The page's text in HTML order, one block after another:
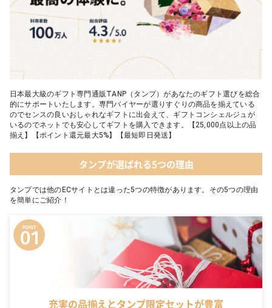
日本最大級のギフト専門通販TANP（タンプ）があなたのギフト選びを総合
的にサポートいたします。専門バイヤーが選りすぐりの商品を揃えている
のでセンスの良いおしゃれなギフトに出会えて、ギフトコンシェルジュが
いるのでネットでも安心してギフトを購入できます。【25,000点以上の品
揃え】【ポイント還元最大5%】【最短即日発送】
タンプが選ばれる5つの理由
タンプでは他のECサイトとは違った5つの特徴があります。その5つの理由
を簡単にご紹介！
充実の品揃えとタンプ限定セットが豊富